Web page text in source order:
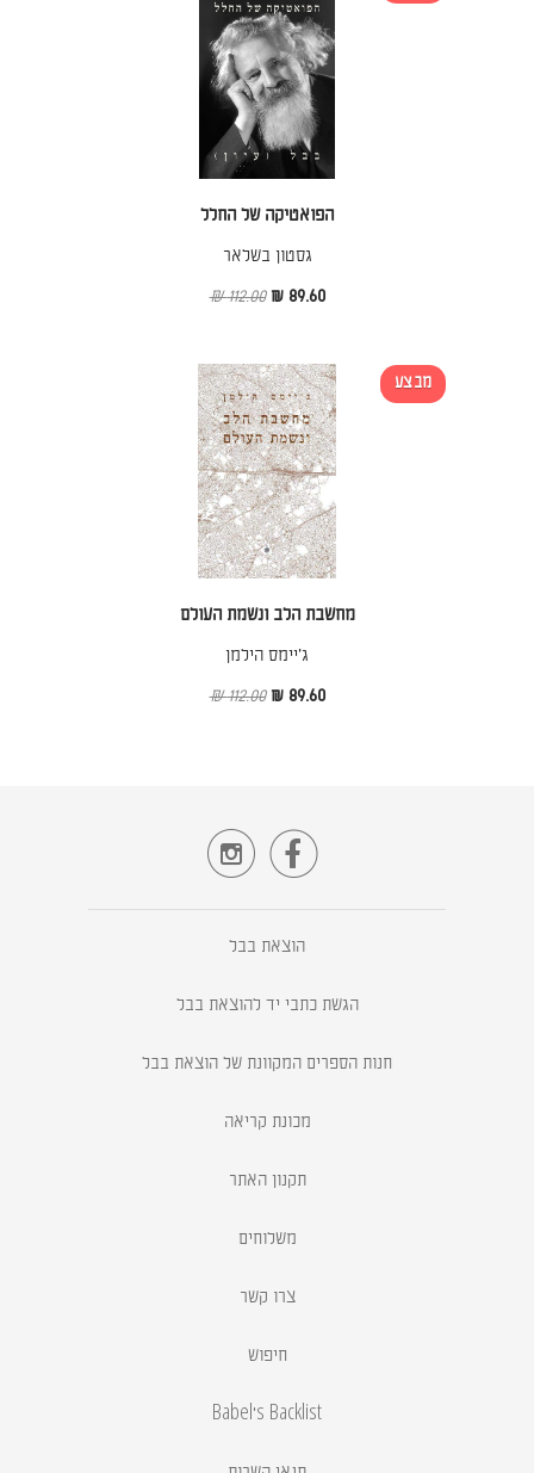
הפואטיקה של החלל
גסטון בשלאר
89.60 ₪
112.00 ₪
מחשבת הלב ונשמת העולם
ג׳יימס הילמן
89.60 ₪
112.00 ₪
מבצע


הוצאת בבל
הגשת כתבי יד להוצאת בבל
חנות הספרים המקוונת של הוצאת בבל
מכונת קריאה
תקנון האתר
משלוחים
צרו קשר
חיפוש
Babel's Backlist